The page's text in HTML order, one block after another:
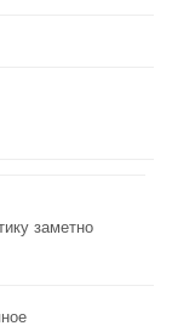
заметно